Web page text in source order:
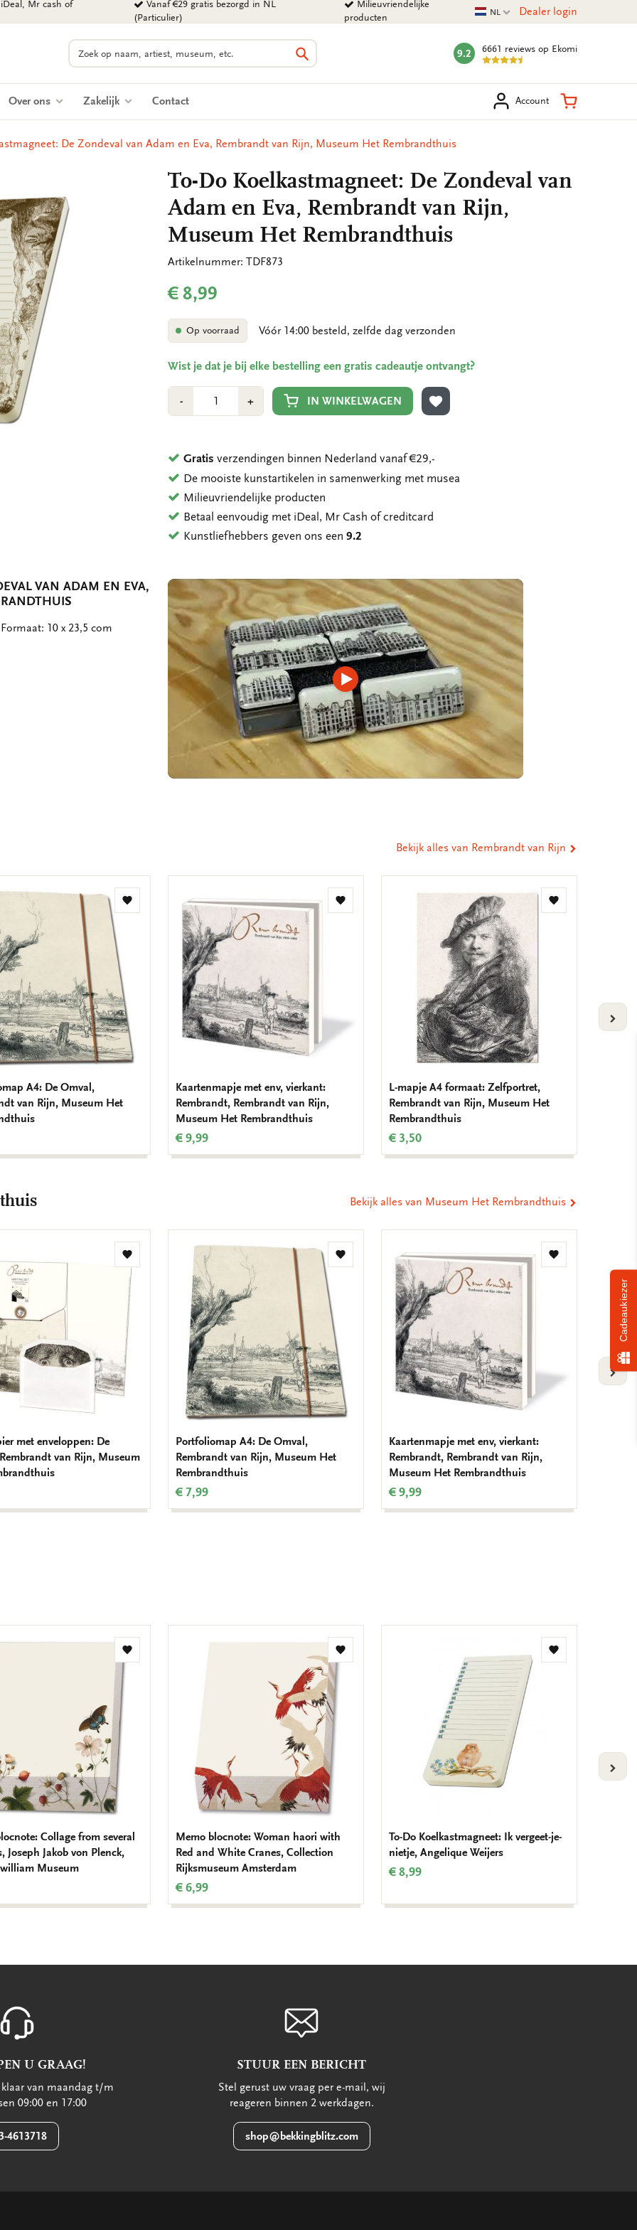
Mr cash of
Vanaf €29 gratis bezorgd in NL
(Particulier)
Milieuvriendelijke
producten
Huidige taal
NL Dealer login
Zoeken
Zoeken
mark:
9.2 6661 reviews op Ekomi
Over ons Zakelijk Contact Account Winkelmand
De Zondeval van Adam en Eva, Rembrandt van Rijn, Museum Het Rembrandthuis
To-Do Koelkastmagneet: De Zondeval van
Adam en Eva, Rembrandt van Rijn,
Museum Het Rembrandthuis
Artikelnummer: TDF873
€ 8,99
Op voorraad Vóór 14:00 besteld, zelfde dag verzonden
Wist je dat je bij elke bestelling een gratis cadeautje ontvangt?
-Min
1
+Plus
1
IN WINKELWAGEN
TOEVOEGEN AAN VERLANGLIJST
Gratis verzendingen binnen Nederland vanaf €29,-
De mooiste kunstartikelen in samenwerking met musea
Milieuvriendelijke producten
Betaal eenvoudig met iDeal, Mr Cash of creditcard
Kunstliefhebbers geven ons een9.2
VAN ADAM EN EVA,
10 x 23,5 com
Video
afspelen
Bekijk alles van Rembrandt van Rijn
Toevoegen
A4: De Omval,
van Rijn, Museum Het
Toevoegen
Kaartenmapje met env, vierkant:
Rembrandt, Rembrandt van Rijn,
Museum Het Rembrandthuis
€ 9,99
Toevoegen
L-mapje A4 formaat: Zelfportret,
Rembrandt van Rijn, Museum Het
Rembrandthuis
€ 3,50
Bekijk alles van Museum Het Rembrandthuis
Toevoegen
aan
verlanglijst
met enveloppen: De
van Rijn, Museum
Toevoegen
Portfoliomap A4: De Omval,
Rembrandt van Rijn, Museum Het
Rembrandthuis
€ 7,99
Toevoegen
Kaartenmapje met env, vierkant:
Rembrandt, Rembrandt van Rijn,
Museum Het Rembrandthuis
€ 9,99
Toevoegen
Collage from several
Joseph Jakob von Plenck,
Museum
Toevoegen
Memo blocnote: Woman haori with
Red and White Cranes, Collection
Rijksmuseum Amsterdam
€ 6,99
Toevoegen
To-Do Koelkastmagneet: Ik vergeet-je-
nietje, Angelique Weijers
€ 8,99
U GRAAG!
van maandag t/m
09:00 en 17:00
4613718
STUUR EEN BERICHT
Stel gerust uw vraag per e-mail, wij
reageren binnen 2 werkdagen.
shop@bekkingblitz.com
Cadeaukiezer